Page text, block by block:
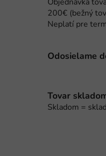
200€ (bežný
Neplatí pre
Odosielame
Tovar
Skladom =